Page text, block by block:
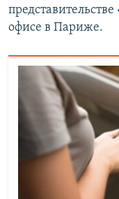
офисе в Париже.